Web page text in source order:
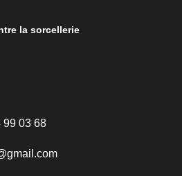
la sorcellerie
99 03 68